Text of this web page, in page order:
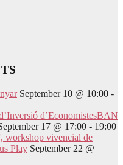
September 10 @ 10:00 -
d’EconomistesBAN
17 @ 17:00 - 19:00
workshop vivencial de
Play September 22 @